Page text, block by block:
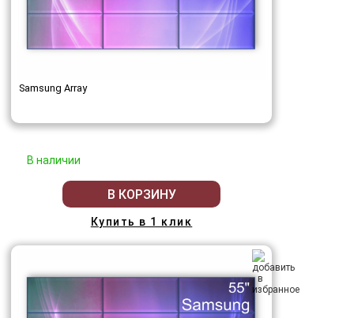
Samsung Array
В наличии
В КОРЗИНУ
Купить в 1 клик